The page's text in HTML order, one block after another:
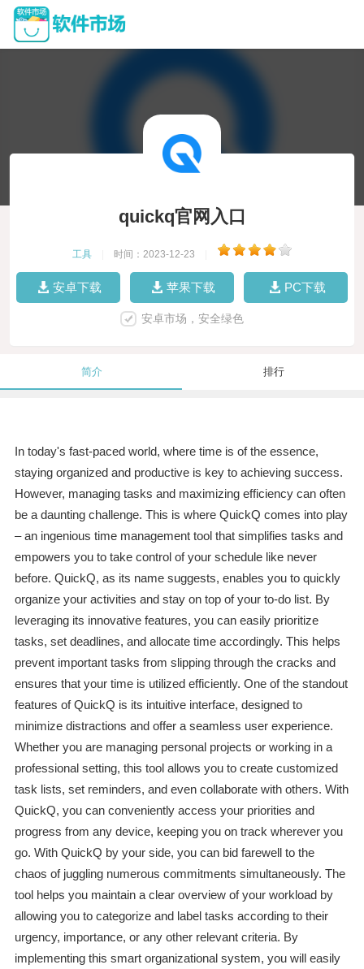
quickq官网入口
工具 时间：2023-12-23
安卓下载 苹果下载 PC下载
安卓市场，安全绿色
简介 排行
In today's fast-paced world, where time is of the essence,
staying organized and productive is key to achieving success.
However, managing tasks and maximizing efficiency can often
be a daunting challenge. This is where QuickQ comes into play
– an ingenious time management tool that simplifies tasks and
empowers you to take control of your schedule like never
before. QuickQ, as its name suggests, enables you to quickly
organize your activities and stay on top of your to-do list. By
leveraging its innovative features, you can easily prioritize
tasks, set deadlines, and allocate time accordingly. This helps
prevent important tasks from slipping through the cracks and
ensures that your time is utilized efficiently. One of the standout
features of QuickQ is its intuitive interface, designed to
minimize distractions and offer a seamless user experience.
Whether you are managing personal projects or working in a
professional setting, this tool allows you to create customized
task lists, set reminders, and even collaborate with others. With
QuickQ, you can conveniently access your priorities and
progress from any device, keeping you on track wherever you
go. With QuickQ by your side, you can bid farewell to the
chaos of juggling numerous commitments simultaneously. The
tool helps you maintain a clear overview of your workload by
allowing you to categorize and label tasks according to their
urgency, importance, or any other relevant criteria. By
implementing this smart organizational system, you will easily